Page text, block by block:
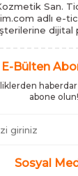
San.
adlı e-
dijital
bu
kullanıcıya
E-Bülten
abone olun!
Sosyal